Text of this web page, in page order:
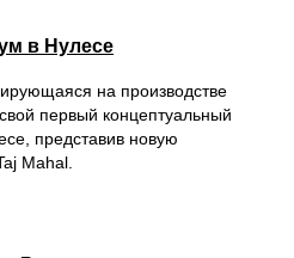
в Нулесе
на производстве
первый концептуальный
представив новую
Mahal.